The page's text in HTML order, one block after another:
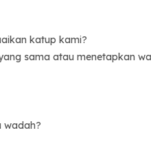
katup kami?
sama atau menetapkan
wadah?